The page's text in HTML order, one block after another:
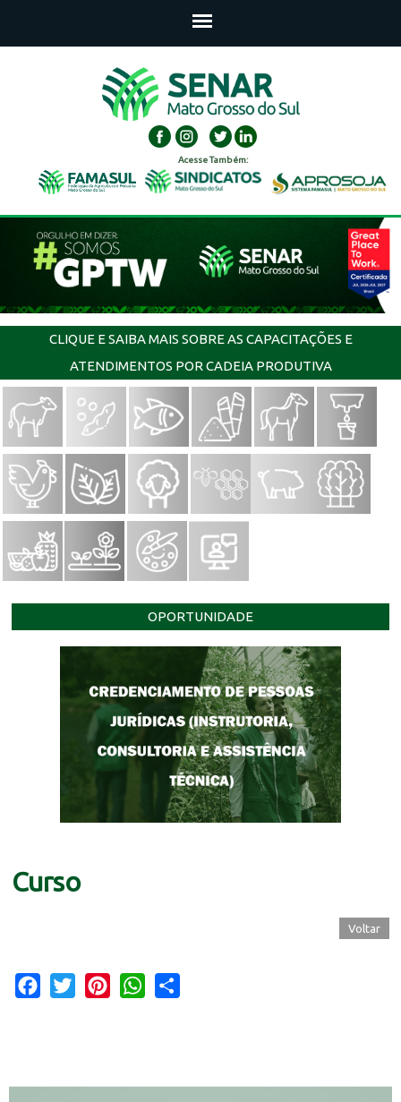
Acesse Também:
CLIQUE E SAIBA MAIS SOBRE AS CAPACITAÇÕES E
ATENDIMENTOS POR CADEIA PRODUTIVA
OPORTUNIDADE
Curso
Voltar
Facebook
Twitter PinterestWhatsApp